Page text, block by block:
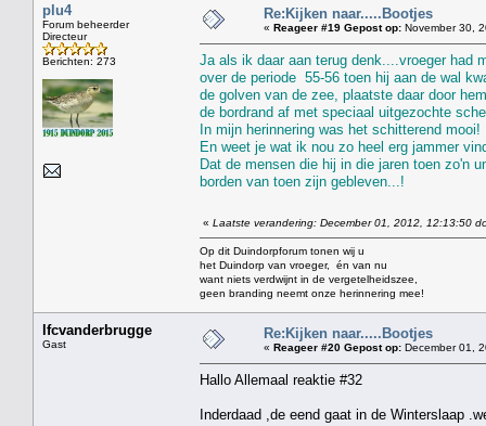
plu4
Forum beheerder
Directeur
Berichten: 273
Re:Kijken naar.....Bootjes
« Reageer #19 Gepost op: November 30,
Ja als ik daar aan terug denk....vroeger had
over de periode 55-56 toen hij aan de wal
de golven van de zee, plaatste daar door
de bordrand af met speciaal uitgezochte
In mijn herinnering was het schitterend mooi!
En weet je wat ik nou zo heel erg jammer
Dat de mensen die hij in die jaren toen zo'n
borden van toen zijn gebleven...!
« Laatste verandering: December 01, 2012, 12:13:50
Op dit Duindorpforum tonen wij u
het Duindorp van vroeger, én van nu
want niets verdwijnt in de vergetelheidszee,
geen branding neemt onze herinnering mee!
lfcvanderbrugge
Gast
Re:Kijken naar.....Bootjes
« Reageer #20 Gepost op: December 01,
Hallo Allemaal reaktie #32
Inderdaad ,de eend gaat in de Winterslaap